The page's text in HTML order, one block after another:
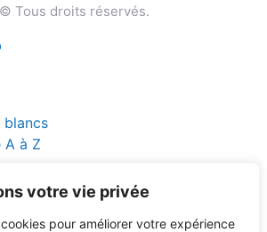
votre vie privée
pour améliorer votre expérience
Tous droits réservés.
blancs
A à Z